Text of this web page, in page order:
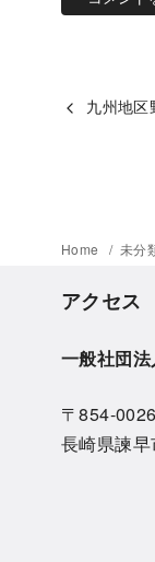
九州地区
Home 未分
アクセス
一般社団
〒854-0026
長崎県諫